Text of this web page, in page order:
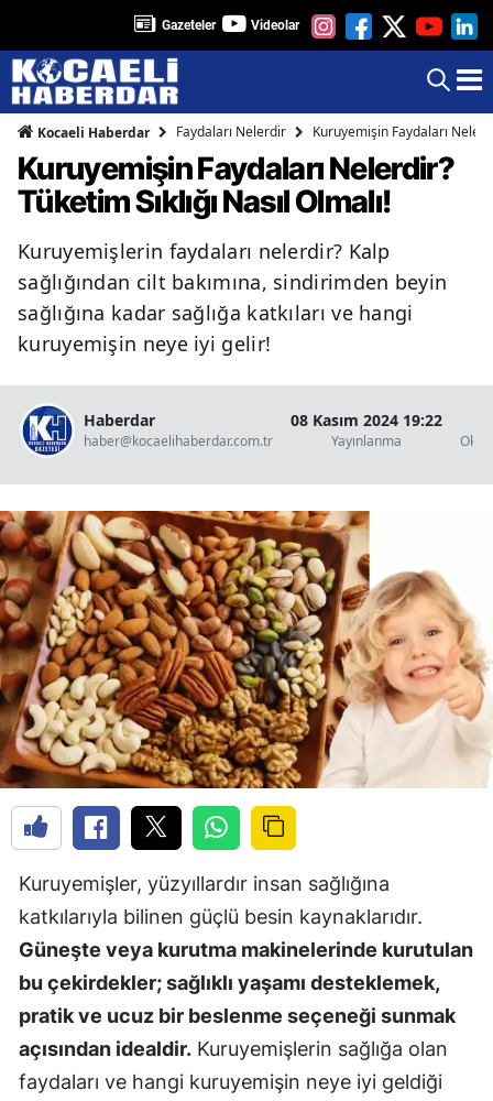
Gazeteler Videolar
Kocaeli Haberdar Faydaları Nelerdir Kuruyemişin Faydaları
Kuruyemişin Faydaları Nelerdir?
Tüketim Sıklığı Nasıl Olmalı!
Kuruyemişlerin faydaları nelerdir? Kalp
sağlığından cilt bakımına, sindirimden beyin
sağlığına kadar sağlığa katkıları ve hangi
kuruyemişin neye iyi gelir!
Haberdar
haber@kocaelihaberdar.com.tr
08 Kasım 2024 19:22
Yayınlanma
Kuruyemişler, yüzyıllardır insan sağlığına
katkılarıyla bilinen güçlü besin kaynaklarıdır.
Güneşte veya kurutma makinelerinde kurutulan
bu çekirdekler; sağlıklı yaşamı desteklemek,
pratik ve ucuz bir beslenme seçeneği sunmak
açısından idealdir. Kuruyemişlerin sağlığa olan
faydaları ve hangi kuruyemişin neye iyi geldiği